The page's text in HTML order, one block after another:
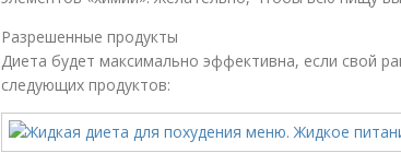
Разрешенные продукты
Диета будет максимально эффективна, если свой
следующих продуктов: